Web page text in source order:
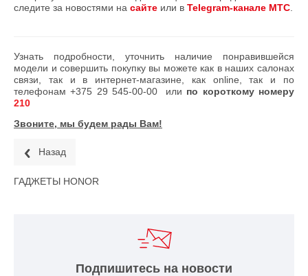
следите за новостями на сайте или в Telegram-канале МТС
Узнать подробности, уточнить наличие понравившейся
модели и совершить покупку вы можете как в наших салонах
связи, так и в интернет-магазине, как online, так и по
телефонам+375 29 545-00-00 или по короткому номеру
210
Звоните, мы будем рады Вам!
Назад
ГАДЖЕТЫ HONOR
Подпишитесь на новости